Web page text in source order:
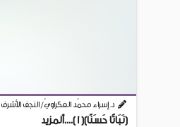
د. إسراء محمّد العكراويّ/ النجف الأشرف
(نَبَاتًا حَسَنًا)(1)....ألمزيد